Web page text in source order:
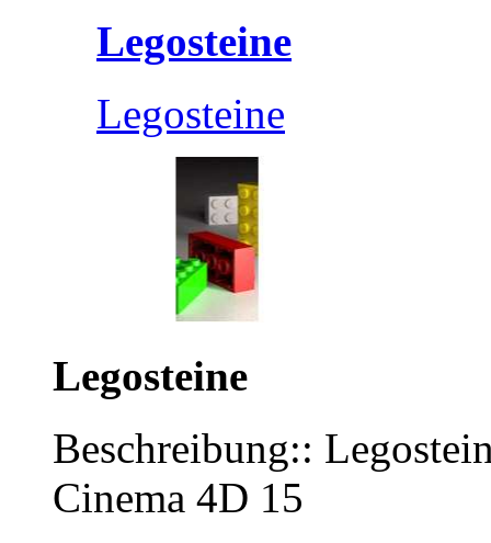
Legosteine
Legosteine
Legosteine
Beschreibung::
Cinema 4D 15